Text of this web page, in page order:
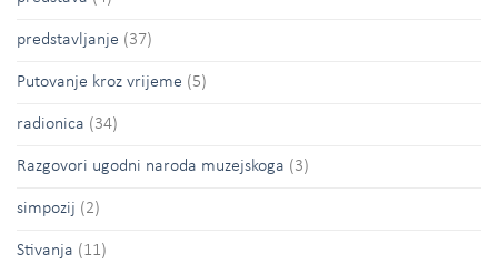
predstavljanje (37)
Putovanje kroz vrijeme (5)
radionica (34)
Razgovori ugodni naroda muzejskoga (3)
simpozij (2)
Stivanja (11)